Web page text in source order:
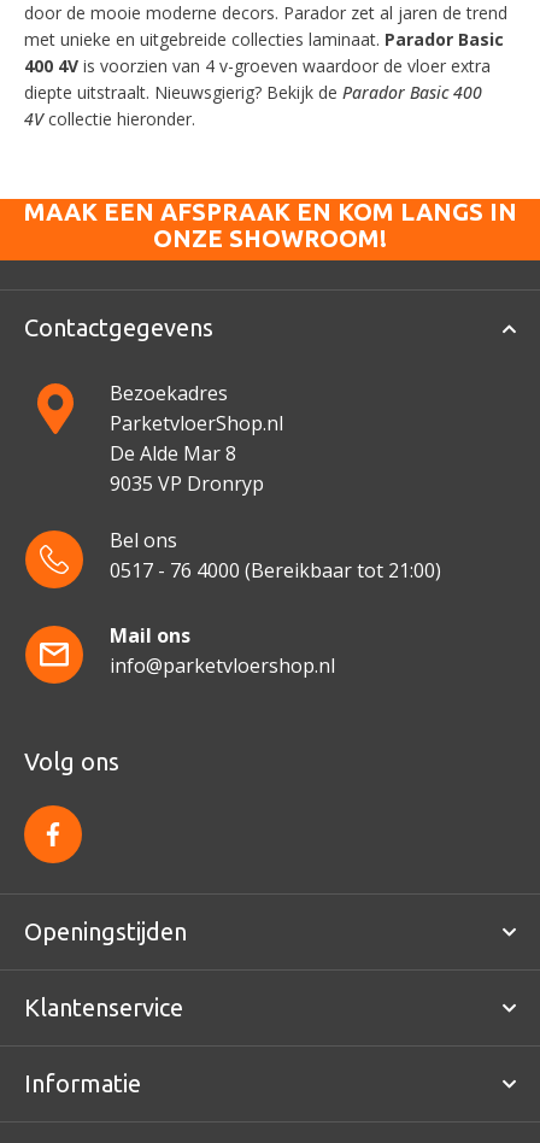
door de mooie moderne decors. Parador zet al jaren de trend
met unieke en uitgebreide collecties laminaat. Parador Basic
400 4V is voorzien van 4 v-groeven waardoor de vloer extra
diepte uitstraalt. Nieuwsgierig? Bekijk de Parador Basic 400
4Vcollectie hieronder.
MAAK EEN AFSPRAAK EN KOM LANGS IN
ONZE SHOWROOM!
Contactgegevens
Bezoekadres
ParketvloerShop.nl
De Alde Mar 8
9035 VP Dronryp
Bel ons
0517 - 76 4000 (Bereikbaar tot 21:00)
Mail ons
info@parketvloershop.nl
Volg ons
f
a
c
e
o
o
Openingstijden
Klantenservice
Informatie